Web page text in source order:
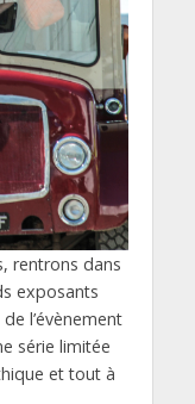
rentrons dans
exposants
l’évènement
série limitée
et tout à